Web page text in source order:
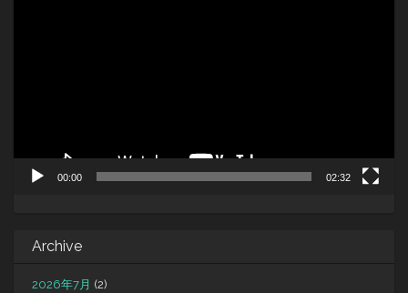
00:00 02:32
Archive
2026年7月 (2)